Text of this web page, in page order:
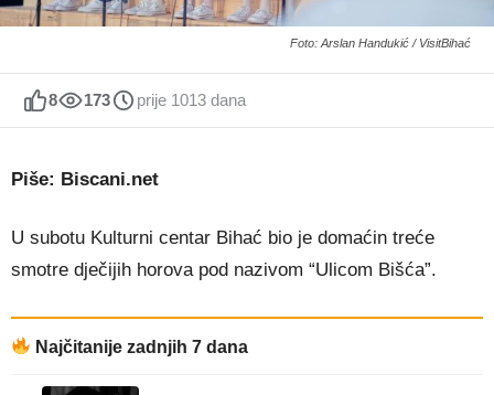
Foto: Arslan Handukić / VisitBihać
8 173 prije 1013 dana
Piše: Biscani.net
U subotu Kulturni centar Bihać bio je domaćin treće
smotre dječijih horova pod nazivom “Ulicom Bišća”.
Najčitanije zadnjih 7 dana